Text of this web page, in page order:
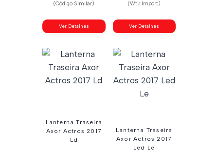
(Código Similar)
Ver Detalhes
(Wtk Import)
Ver Detalhes
Lanterna Traseira
Axor Actros 2017
Ld
Lanterna Traseira
Axor Actros 2017
Led Le